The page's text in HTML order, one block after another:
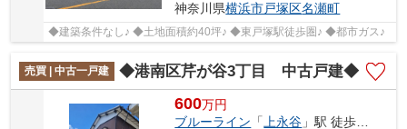
神奈川県横浜市戸塚区名瀬町
◆建築条件なし♪ ◆土地面積約40坪♪ ◆東戸塚駅徒歩圏♪ ◆都市ガス♪
売買 | 中古一戸建 ◆港南区芹が谷3丁目 中古戸建◆
600万円
ブルーライン 「上永谷 」駅 徒歩22分